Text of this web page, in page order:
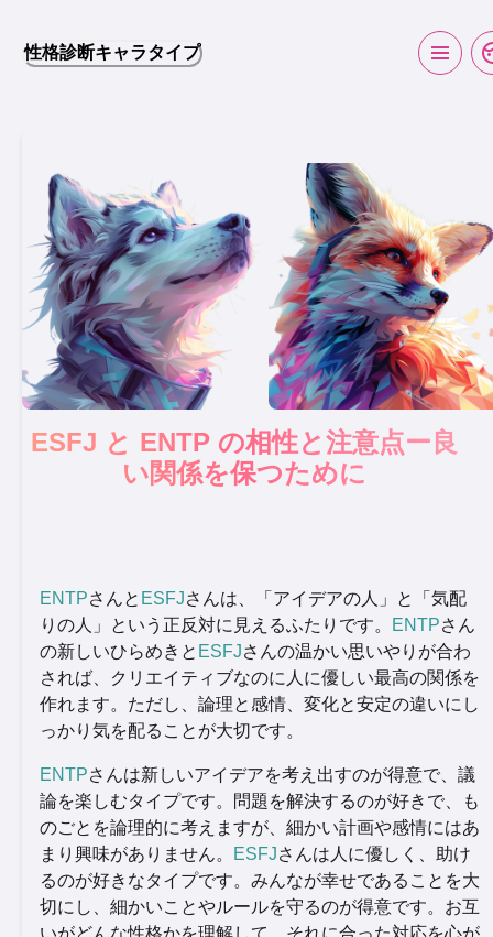
性格診断キャラタイプ
ESFJ と ENTP の相性と注意点ー良
い関係を保つために
ENTPさんと ESFJさんは、「アイデアの人」と「気配
りの人」という正反対に見えるふたりです。
ENTPさん
の新しいひらめきと ESFJさんの温かい思いやりが合わ
されば、クリエイティブなのに人に優しい最高の関係を
作れます。ただし、論理と感情、変化と安定の違いにし
っかり気を配ることが大切です。
ENTPさんは新しいアイデアを考え出すのが得意で、議
論を楽しむタイプです。問題を解決するのが好きで、も
のごとを論理的に考えますが、細かい計画や感情にはあ
まり興味がありません。
ESFJさんは人に優しく、助け
るのが好きなタイプです。みんなが幸せであることを大
切にし、細かいことやルールを守るのが得意です。お互
いがどんな性格かを理解して、それに合った対応を心が